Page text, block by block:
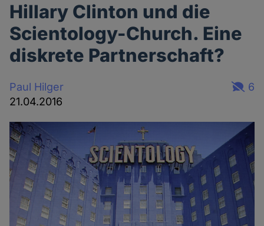
Hillary Clinton und die
Scientology-Church. Eine
diskrete Partnerschaft?
Paul Hilger
21.04.2016
6